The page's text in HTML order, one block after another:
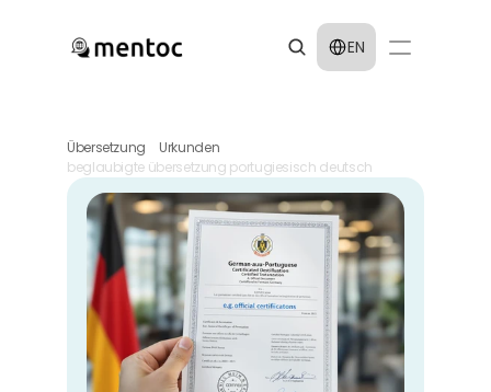
Select Language
EN
Übersetzung
Urkunden
beglaubigte übersetzung portugiesisch deutsch